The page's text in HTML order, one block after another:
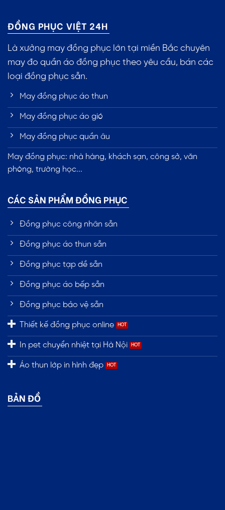
ĐỒNG PHỤC VIỆT 24H
Là xưởng may đồng phục lớn tại miền Bắc chuyên
may đo quần áo đồng phục theo yêu cầu, bán các
loại đồng phục sẵn.
May đồng phục áo thun
May đồng phục áo gió
May đồng phục quần âu
May đồng phục: nhà hàng, khách sạn, công sở, văn
phòng, trường học...
CÁC SẢN PHẨM ĐỒNG PHỤC
Đồng phục công nhân sẵn
Đồng phục áo thun sẵn
Đồng phục tạp dề sẵn
Đồng phục áo bếp sẵn
Đồng phục bảo vệ sẵn
Thiết kế đồng phục online
In pet chuyển nhiệt tại Hà Nội
Áo thun lớp in hình đẹp
BẢN ĐỒ